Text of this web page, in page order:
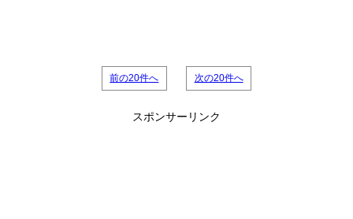
前の20件へ 次の20件へ
スポンサーリンク